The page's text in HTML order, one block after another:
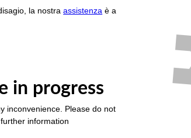
la nostraassistenza è a
in progress
inconvenience. Please do not
information